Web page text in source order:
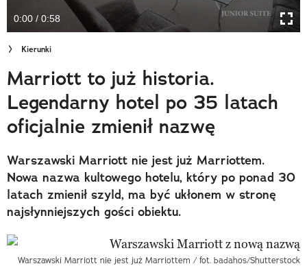
Cuda Polski
Wielki Konkurs Fotograficzny
Trendbook Podróżniczy
Polecane
0:00 / 0:58
Kierunki
Marriott to już historia.
Legendarny hotel po 35 latach
oficjalnie zmienił nazwę
Warszawski Marriott nie jest już Marriottem.
Nowa nazwa kultowego hotelu, który po ponad 30
latach zmienił szyld, ma być ukłonem w stronę
najsłynniejszych gości obiektu.
Warszawski Marriott nie jest już Marriottem / fot. badahos/Shutterstock